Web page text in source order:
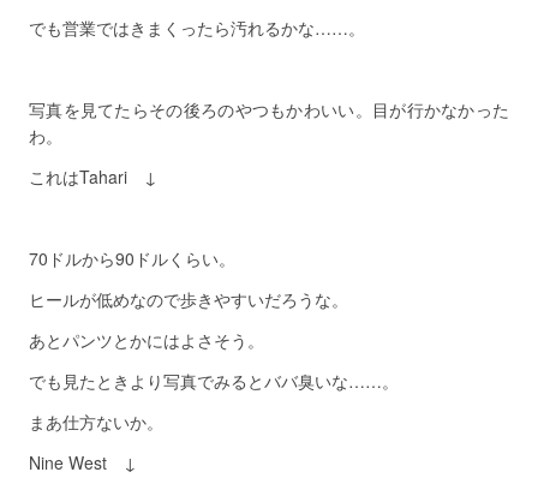
でも営業ではきまくったら汚れるかな……。
写真を見てたらその後ろのやつもかわいい。目が行かなかった
わ。
これはTahari ↓
70ドルから90ドルくらい。
ヒールが低めなので歩きやすいだろうな。
あとパンツとかにはよさそう。
でも見たときより写真でみるとババ臭いな……。
まあ仕方ないか。
Nine West ↓